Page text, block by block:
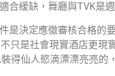
合緩缺，舞廳與TVK是
是決定應徵審核合格的
只是社會現實酒店更現
得仙人慾滴漂漂亮亮的